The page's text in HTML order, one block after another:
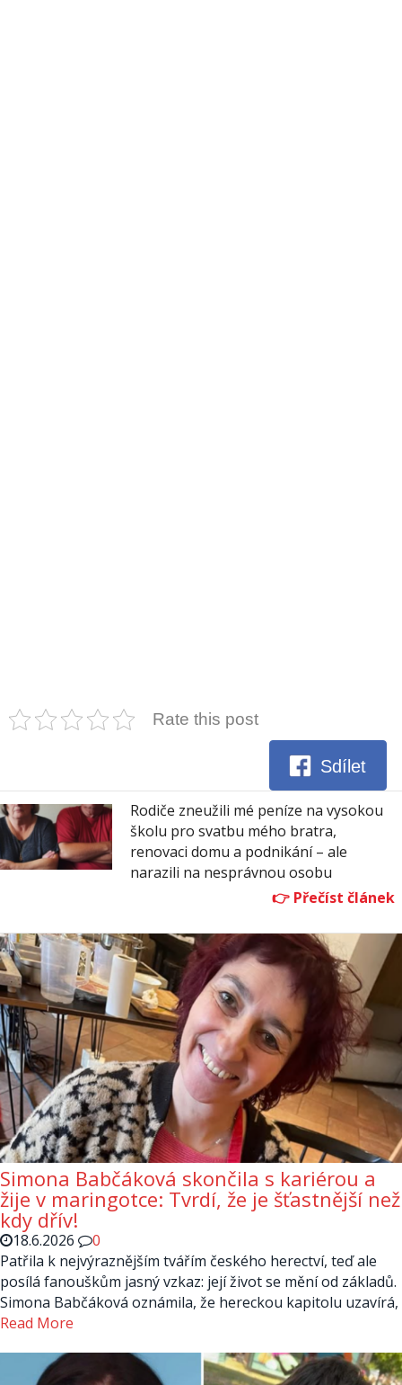
Rate this post
Sdílet
Rodiče zneužili mé peníze na vysokou
školu pro svatbu mého bratra,
renovaci domu a podnikání – ale
narazili na nesprávnou osobu
Simona Babčáková skončila s kariérou a
žije v maringotce: Tvrdí, že je šťastnější než
kdy dřív!
18.6.2026
0
Patřila k nejvýraznějším tvářím českého herectví, teď ale
posílá fanouškům jasný vzkaz: její život se mění od základů.
Simona Babčáková oznámila, že hereckou kapitolu uzavírá,
Read More